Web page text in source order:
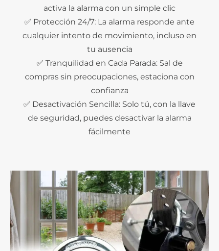
activa la alarma con un simple clic
✅ Protección 24/7: La alarma responde ante
cualquier intento de movimiento, incluso en
tu ausencia
✅ Tranquilidad en Cada Parada: Sal de
compras sin preocupaciones, estaciona con
confianza
✅ Desactivación Sencilla: Solo tú, con la llave
de seguridad, puedes desactivar la alarma
fácilmente